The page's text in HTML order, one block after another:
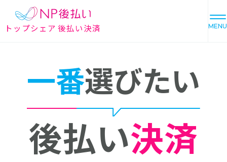
トップシェア 後払い決済 MENU
一番選びたい
後払い決済